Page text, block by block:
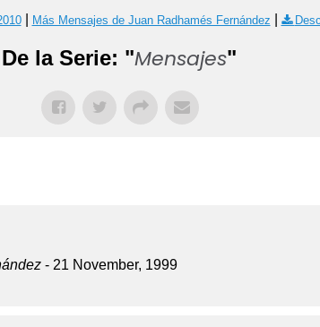
| Más Mensajes de Juan Radhamés Fernández
De la Serie: "Mensajes"
- 21 November, 1999